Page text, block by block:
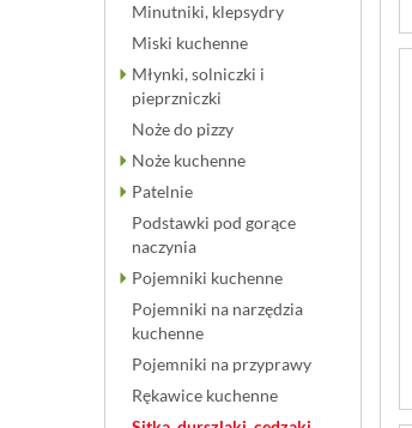
Minutniki, klepsydry
Miski kuchenne
Młynki, solniczki i
pieprzniczki
Noże do pizzy
Noże kuchenne
Patelnie
Podstawki pod gorące
naczynia
Pojemniki kuchenne
Pojemniki na narzędzia
kuchenne
Pojemniki na przyprawy
Rękawice kuchenne